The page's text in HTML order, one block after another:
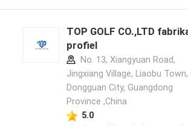
TOP GOLF CO.,LTD
profiel
No. 13, Xiangyuan Road,
Jingxiang Village, Liaobu Town,
Dongguan City, Guangdong
Province ,China
5.0